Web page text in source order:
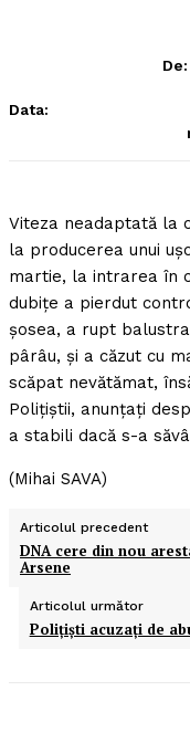
De:
Data:
Viteza neadaptată la
la producerea unui
martie, la intrarea în
dubiţe a pierdut
şosea, a rupt
pârâu, şi a căzut cu
scăpat nevătămat,
Poliţiştii, anunţaţi
a stabili dacă s-a
(Mihai SAVA)
Articolul precedent
DNA cere din nou
Arsene
Articolul următor
Poliţişti acuzaţi de